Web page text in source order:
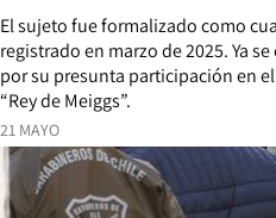
21 MAYO
El sujeto fue formalizado como
registrado en marzo de 2025. Ya
por su presunta participación en
“Rey de Meiggs”.